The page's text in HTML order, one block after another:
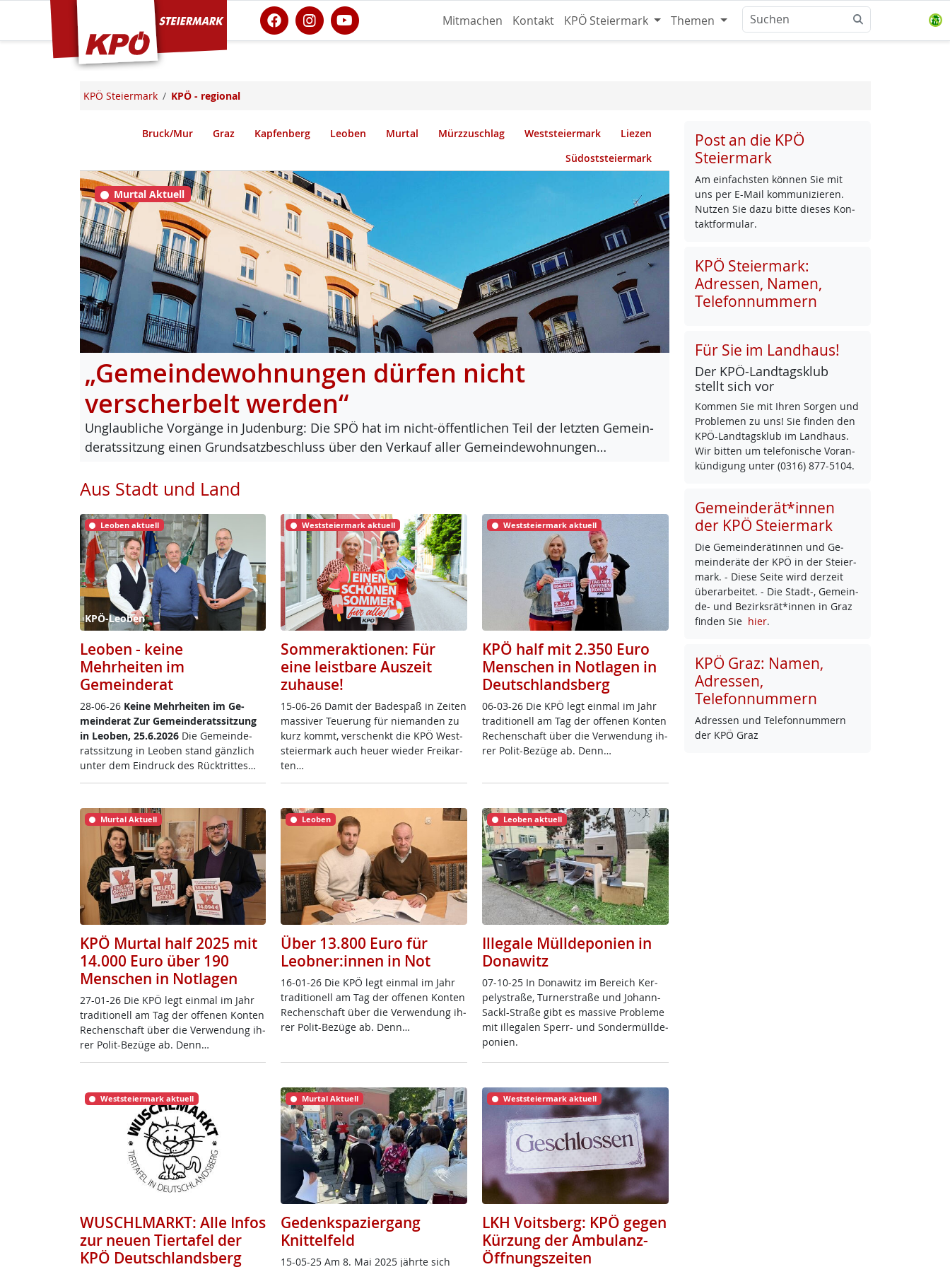
KPÖ Steiermark Mitmachen Kontakt KPÖ Steiermark Themen
KPÖ Steiermark KPÖ - regional
Bruck/Mur Graz Kapfenberg Leoben Murtal Mürzzuschlag Weststeiermark
Liezen
Südoststeiermark
Murtal Aktuell
„Gemeindewohnungen dürfen nicht
verscherbelt werden“
Un­glaub­li­che Vor­gän­ge in Ju­den­burg: Die SPÖ hat im nicht-öf­f­ent­li­chen Teil der letz­ten Ge­mein­
de­rats­sit­zung ei­nen Grund­satz­be­schluss über den Ver­kauf al­ler Ge­mein­de­woh­nun­gen…
Aus Stadt und Land
Leoben aktuell
KPÖ-Leoben
Leoben - keine
Mehrheiten im
Gemeinderat
28-06-26 Kei­ne Mehr­hei­ten im Ge­
mein­de­rat Zur Ge­mein­de­rats­sit­zung
in Leo­ben, 25.6.2026Die Ge­mein­de­
rats­sit­zung in Leo­ben stand gänz­lich
un­ter dem Ein­druck des Rück­trit­tes…
Weststeiermark aktuell
Sommeraktionen: Für
eine leistbare Auszeit
zuhause!
15-06-26 Da­mit der Ba­de­spaß in Zei­ten
mas­si­ver Teue­rung für nie­man­den zu
kurz kommt, ver­schenkt die KPÖ West­
s­tei­er­mark auch heu­er wie­der Frei­k­ar­
ten…
Weststeiermark aktuell
KPÖ half mit 2.350 Euro
Menschen in Notlagen in
Deutschlandsberg
06-03-26 Die KPÖ legt ein­mal im Jahr
tra­di­tio­nell am Tag der of­fe­nen Kon­ten
Re­chen­schaft über die Ver­wen­dung ih­
rer Po­lit-Be­zü­ge ab. Denn…
Murtal Aktuell
KPÖ Murtal half 2025 mit
14.000 Euro über 190
Menschen in Notlagen
27-01-26 Die KPÖ legt ein­mal im Jahr
tra­di­tio­nell am Tag der of­fe­nen Kon­ten
Re­chen­schaft über die Ver­wen­dung ih­
rer Po­lit-Be­zü­ge ab. Denn…
Leoben
Über 13.800 Euro für
Leobner:innen in Not
16-01-26 Die KPÖ legt ein­mal im Jahr
tra­di­tio­nell am Tag der of­fe­nen Kon­ten
Re­chen­schaft über die Ver­wen­dung ih­
rer Po­lit-Be­zü­ge ab. Denn…
Leoben aktuell
Illegale Mülldeponien in
Donawitz
07-10-25 In Do­na­witz im Be­reich Ker­
pe­ly­stra­ße, Tur­ner­stra­ße und Jo­hann-
Sackl-Stra­ße gibt es mas­si­ve Pro­b­le­me
mit il­le­ga­len Sperr- und Son­der­müll­de­
po­ni­en.
Weststeiermark aktuell
WUSCHLMARKT: Alle Infos
zur neuen Tiertafel der
KPÖ Deutschlandsberg
Murtal Aktuell
Gedenkspaziergang
Knittelfeld
15-05-25 Am 8. Mai 2025 jähr­te sich
Weststeiermark aktuell
LKH Voitsberg: KPÖ gegen
Kürzung der Ambulanz-
Öffnungszeiten
Post an die KPÖ
Steiermark
Am ein­fachs­ten kön­nen Sie mit
uns per E-Mail kom­mu­ni­zie­ren.
Nut­zen Sie da­zu bit­te die­ses Kon­
takt­for­mu­lar.
KPÖ Steiermark:
Adressen, Namen,
Telefonnummern
Für Sie im Landhaus!
Der KPÖ-Land­tags­klub
stellt sich vor
Kom­men Sie mit Ih­ren Sor­gen und
Pro­b­le­men zu uns! Sie fin­den den
KPÖ-Land­tags­klub im Land­haus.
Wir bit­ten um te­le­fo­ni­sche Vor­an­
kün­di­gung un­ter (0316) 877-5104.
Gemeinderät*innen
der KPÖ Steiermark
Die Ge­mein­de­rä­tin­nen und Ge­
mein­de­rä­te der KPÖ in der Stei­er­
mark. - Die­se Sei­te wird der­zeit
über­ar­bei­tet. - Die Stadt-, Ge­mein­
de- und Be­zirks­rät*in­nen in Graz
fin­den Sie hier.
KPÖ Graz: Namen,
Adressen,
Telefonnummern
Adres­sen und Te­le­fon­num­mern
der KPÖ Graz